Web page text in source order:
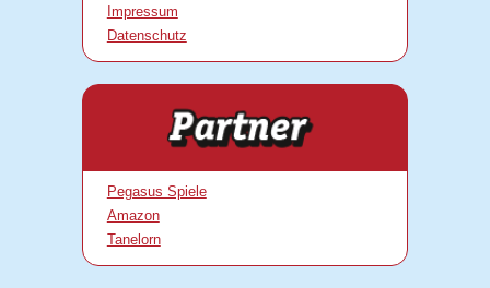
Impressum
Datenschutz
Pegasus Spiele
Amazon
Tanelorn